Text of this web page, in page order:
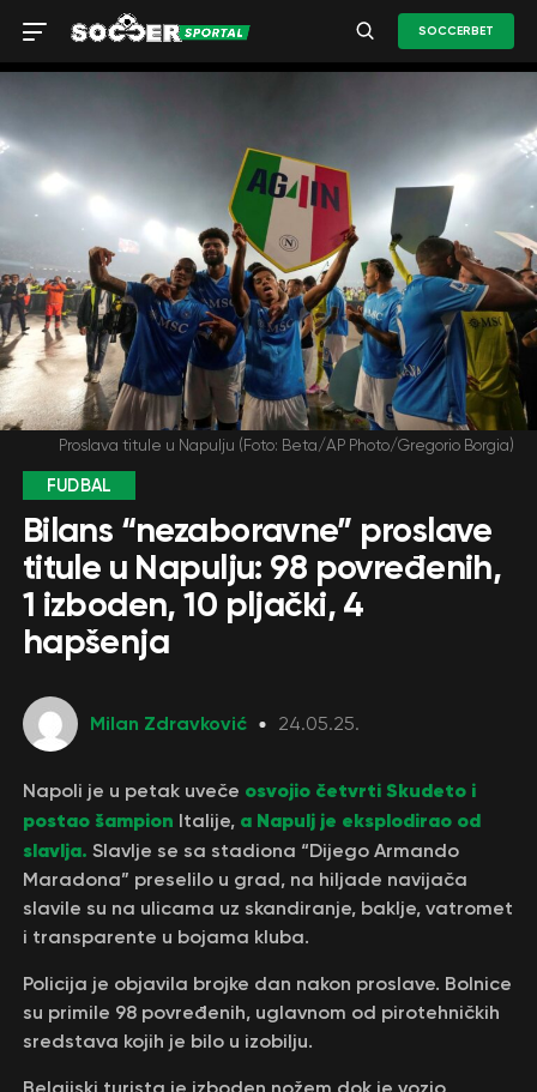
SOCCERBET
Proslava titule u Napulju (Foto: Beta/AP Photo/Gregorio Borgia)
FUDBAL
Bilans “nezaboravne” proslave
titule u Napulju: 98 povređenih,
1 izboden, 10 pljački, 4
hapšenja
Milan Zdravković 24.05.25.
Napoli je u petak uveče osvojio četvrti Skudeto i
postao šampion Italije, a Napulj je eksplodirao od
slavlja. Slavlje se sa stadiona “Dijego Armando
Maradona” preselilo u grad, na hiljade navijača
slavile su na ulicama uz skandiranje, baklje, vatromet
i transparente u bojama kluba.
Policija je objavila brojke dan nakon proslave. Bolnice
su primile 98 povređenih, uglavnom od pirotehničkih
sredstava kojih je bilo u izobilju.
Belgijski turista je izboden nožem dok je vozio